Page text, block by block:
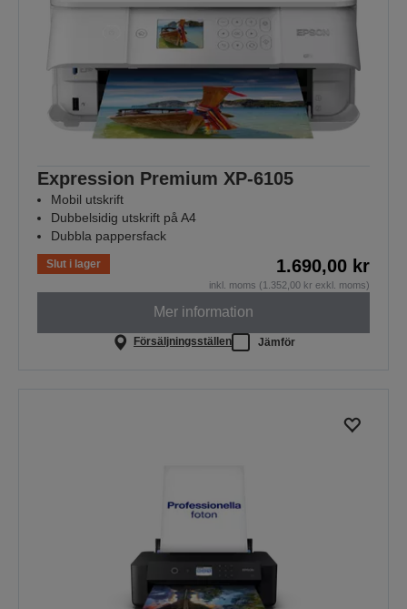
Expression Premium XP-6105
Mobil utskrift
Dubbelsidig utskrift på A4
Dubbla pappersfack
Slut i lager 1.690,00 kr
inkl. moms (1.352,00 kr exkl. moms)
Mer information
Försäljningsställen Jämför